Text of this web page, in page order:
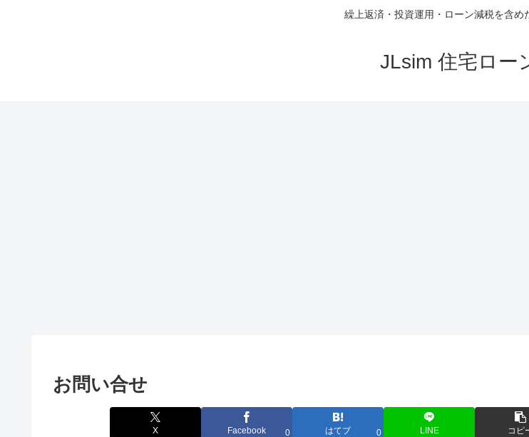
繰上返済・投資運用・ローン減税を含め
JLsim 住宅ロー
お問い合せ
X Facebook 0 はてブ 0 LINE コピ